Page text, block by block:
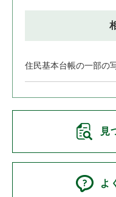
住民基本台帳の一部の
見
よ